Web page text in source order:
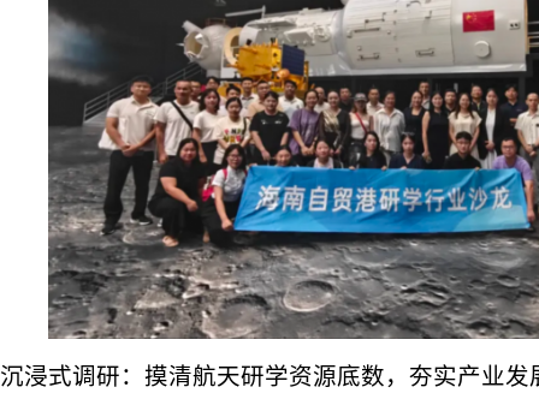
沉浸式调研：摸清航天研学资源底数，夯实产业发